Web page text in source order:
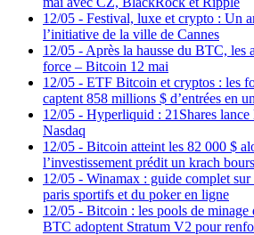
12/05 - Festival, luxe et crypto : Un
l’initiative de la ville de Cannes
12/05 - Après la hausse du BTC, les
force – Bitcoin 12 mai
12/05 - ETF Bitcoin et cryptos : les
captent 858 millions $ d’entrées en
12/05 - Hyperliquid : 21Shares
Nasdaq
12/05 - Bitcoin atteint les 82 000 $
l’investissement prédit un krach
12/05 - Winamax : guide complet sur
paris sportifs et du poker en ligne
12/05 - Bitcoin : les pools de minage
BTC adoptent Stratum V2 pour